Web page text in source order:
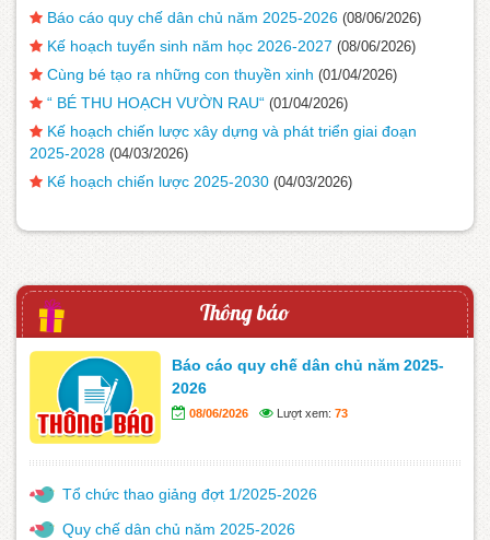
Báo cáo quy chế dân chủ năm 2025-2026 (08/06/2026)
Kế hoạch tuyển sinh năm học 2026-2027 (08/06/2026)
Cùng bé tạo ra những con thuyền xinh (01/04/2026)
“ BÉ THU HOẠCH VƯỜN RAU“ (01/04/2026)
Kế hoạch chiến lược xây dựng và phát triển giai đoạn
2025-2028 (04/03/2026)
Kế hoạch chiến lược 2025-2030 (04/03/2026)
Thông báo
Báo cáo quy chế dân chủ năm 2025-
2026
08/06/2026 Lượt xem: 73
Tổ chức thao giảng đợt 1/2025-2026
Quy chế dân chủ năm 2025-2026